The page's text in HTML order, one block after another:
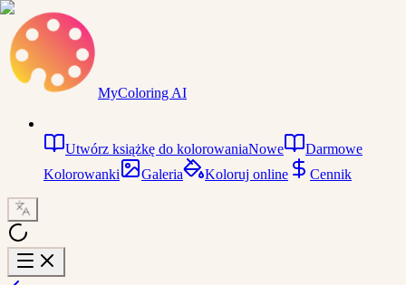
MyColoring AI
Utwórz książkę do kolorowaniaNowe
Darmowe
Kolorowanki
Galeria Koloruj online Cennik